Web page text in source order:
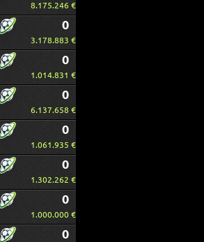
8.175.246 €
0
3.178.883 €
0
1.014.831 €
0
6.137.658 €
0
1.061.935 €
0
1.302.262 €
0
1.000.000 €
0